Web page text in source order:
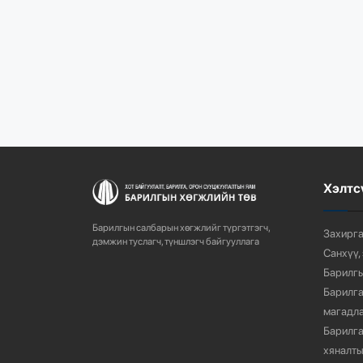
Барилгын салбарын хөгжлийг түргэтгэгч,
дэмжин туслагч, түншлэгч байгууллага
Санхүү,